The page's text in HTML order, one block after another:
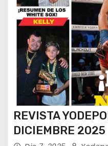
REVISTA
DICIEMBRE 2025